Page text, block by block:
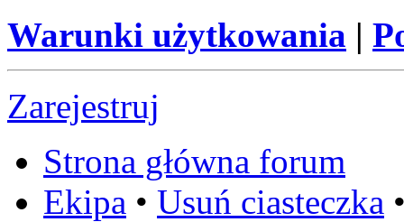
Warunki użytkowania |
Zarejestruj
Strona główna forum
Ekipa • Usuń ciasteczka